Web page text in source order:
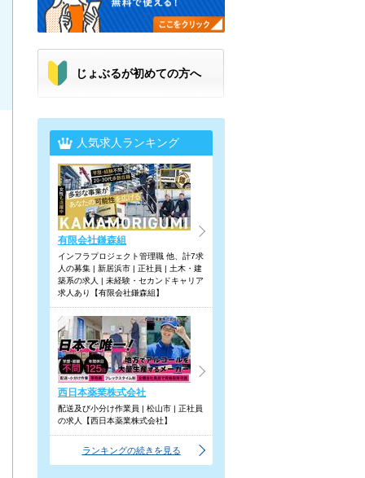
じょぶるが初めての方へ
人気求人ランキング
有限会社鎌森組
インフラプロジェクト管理職 他、計7求
人の募集 | 新居浜市 | 正社員 | 土木・建
築系の求人 | 未経験・セカンドキャリア
求人あり【有限会社鎌森組】
西日本薬業株式会社
配送及び小分け作業員 | 松山市 | 正社員
の求人【西日本薬業株式会社】
ランキングの続きを見る